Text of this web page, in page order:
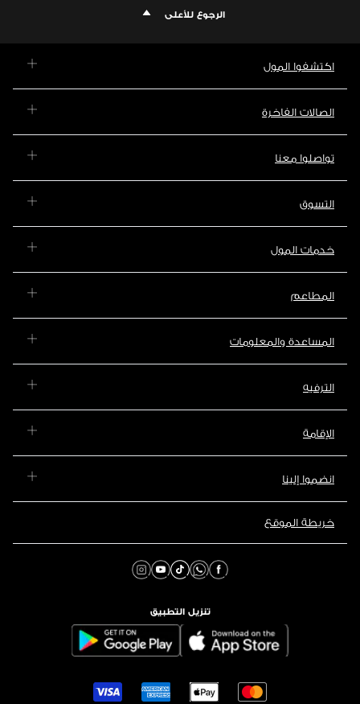
الرجوع للأعلى
اكتشفوا المول
الصالات الفاخرة
تواصلوا معنا
التسوق
خدمات المول
المطاعم
المساعدة والمعلومات
الترفيه
الإقامة
انضموا إلينا
خريطة الموقع
تنزيل التطبيق